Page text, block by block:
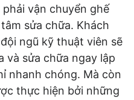
vận chuyển ghế
sửa chữa. Khách
ngũ kỹ thuật viên sẽ
và sửa chữa ngay lập
nhanh chóng. Mà còn
thực hiện bởi những